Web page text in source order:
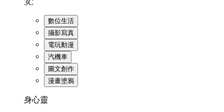
3C
數位生活
攝影寫真
電玩動漫
汽機車
圖文創作
漫畫塗鴉
身心靈